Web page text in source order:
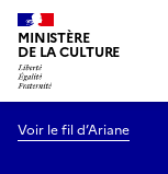
MINISTÈRE
DE LA CULTURE
Voir le fil d’Ariane